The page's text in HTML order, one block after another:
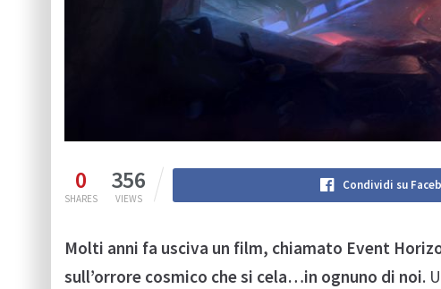
0
SHARES
356
VIEWS
Condividi su
Molti anni fa usciva un film, chiamato Event
sull’orrore cosmico che si cela…in ognuno di noi.